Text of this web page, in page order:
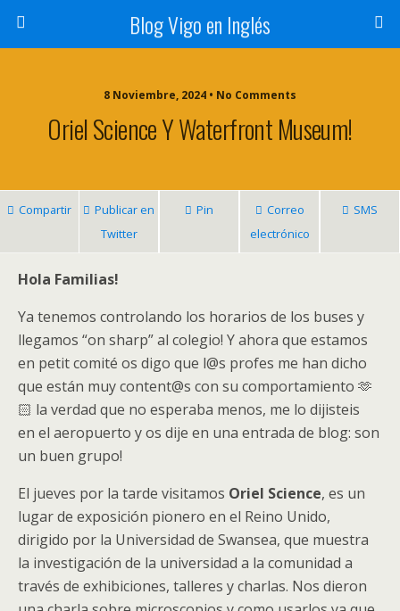
Blog Vigo en Inglés
8 Noviembre, 2024 • No Comments
Oriel Science Y Waterfront Museum!
Compartir
Publicar en
Twitter
Pin
Correo
electrónico
SMS
Hola Familias!
Ya tenemos controlando los horarios de los buses y
llegamos “on sharp” al colegio! Y ahora que estamos
en petit comité os digo que l@s profes me han dicho
que están muy content@s con su comportamiento 🫶
🏻 la verdad que no esperaba menos, me lo dijisteis
en el aeropuerto y os dije en una entrada de blog: son
un buen grupo!
El jueves por la tarde visitamos Oriel Science, es un
lugar de exposición pionero en el Reino Unido,
dirigido por la Universidad de Swansea, que muestra
la investigación de la universidad a la comunidad a
través de exhibiciones, talleres y charlas. Nos dieron